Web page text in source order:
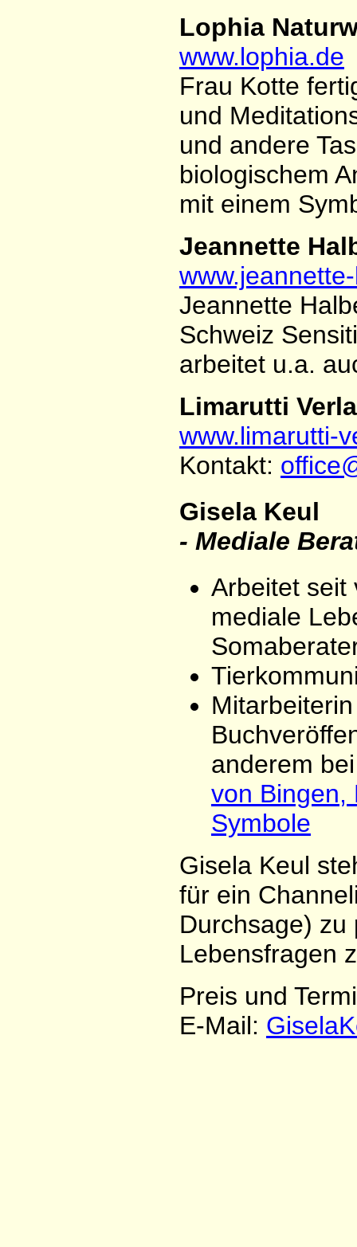
Lophia
www.lophia.de
Frau Kotte
und
und andere
biologischem
mit einem
Jeannette
Jeannette
Schweiz
arbeitet u.a.
Limarutti
www.limarutti-
Kontakt:
Gisela Keul
- Mediale
Arbeitet seit
mediale
anderem
von Bingen,
Symbole
Gisela Keul
für ein
Durchsage) zu
Lebensfragen
Preis und
E-Mail: